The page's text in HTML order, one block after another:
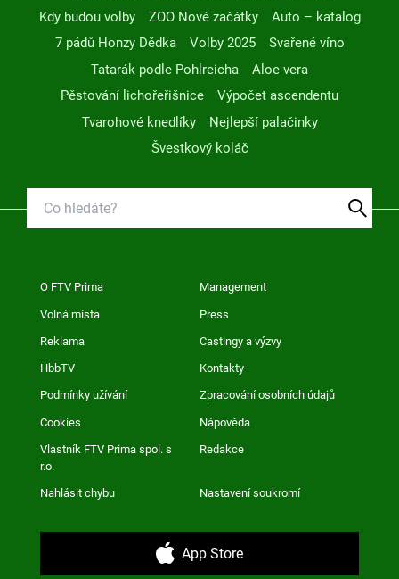
Kdy budou volby
ZOO Nové začátky
Auto – katalog
7 pádů Honzy Dědka
Volby 2025
Svařené víno
Tatarák podle Pohlreicha
Aloe vera
Pěstování lichořeřišnice
Výpočet ascendentu
Tvarohové knedlíky
Nejlepší palačinky
Švestkový koláč
O FTV Prima Management
Volná místa Press
Reklama Castingy a výzvy
HbbTV Kontakty
Podmínky užívání Zpracování osobních údajů
Cookies Nápověda
Vlastník FTV Prima spol. s
r.o.
Redakce
Nahlásit chybu Nastavení soukromí
App Store